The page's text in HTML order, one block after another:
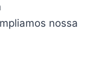
nossa